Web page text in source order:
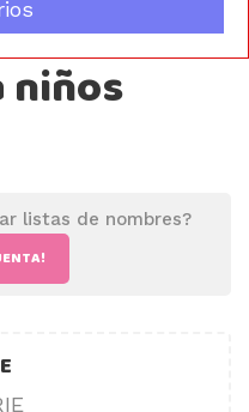
niños
listas de nombres?